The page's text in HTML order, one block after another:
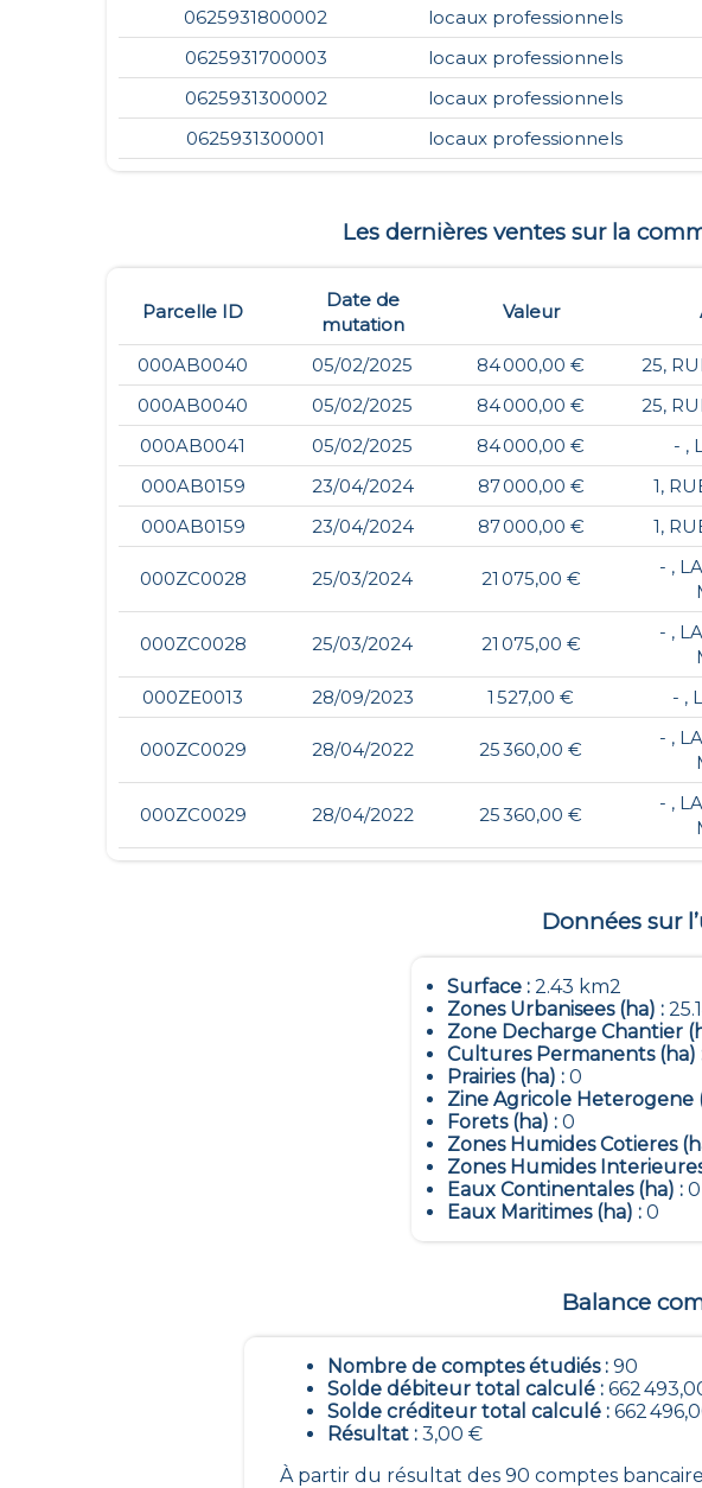
0625931800002
locaux professionnels
0625931700003
locaux professionnels
0625931300002
locaux professionnels
0625931300001
locaux professionnels
Les dernières ventes sur la
Parcelle ID
Date de
mutation
Valeur
000AB0040
05/02/2025 84 000,00 € 25,
000AB0040
05/02/2025 84 000,00 € 25,
000AB0041
05/02/2025 84 000,00 € - ,
000AB0159
23/04/2024 87 000,00 € 1,
000AB0159
23/04/2024 87 000,00 € 1,
000ZC0028 25/03/2024 21 075,00 €
- ,
000ZC0028 25/03/2024 21 075,00 €
- ,
000ZE0013 28/09/2023 1 527,00 € - ,
000ZC0029 28/04/2022 25 360,00 €
- ,
000ZC0029 28/04/2022 25 360,00 €
- ,
Données sur
Surface : 2.43 km2
Zones Urbanisees (ha) :
Zone Decharge Chantier
Cultures Permanents (ha)
Prairies (ha) : 0
Zine Agricole Heterogene
Forets (ha) : 0
Zones Humides Cotieres
Zones Humides
Eaux Continentales (ha) : 0
Eaux Maritimes (ha) : 0
Balance
Nombre de comptes étudiés :90
Solde débiteur total calculé :662
Solde créditeur total calculé :662
Résultat :3,00 €
À partir du résultat des 90 comptes